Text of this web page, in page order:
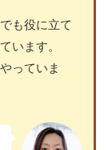
も役に立て
います。
っていま